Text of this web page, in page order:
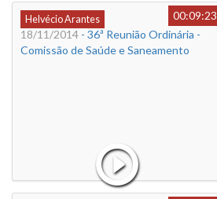
Helvécio Arantes
00:09:23
18/11/2014 - 36ª Reunião Ordinária -
Comissão de Saúde e Saneamento